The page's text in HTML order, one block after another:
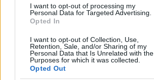
I want to opt-out of processing my
Personal Data for Targeted Advertising.
Opted In
I want to opt-out of Collection, Use,
Retention, Sale, and/or Sharing of my
Personal Data that Is Unrelated with the
Purposes for which it was collected.
Opted Out